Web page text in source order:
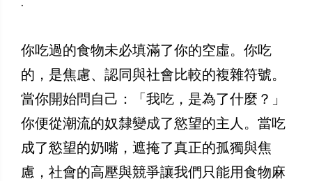
你吃過的食物未必填滿了你的空虛。你吃
的，是焦慮、認同與社會比較的複雜符號。
當你開始問自己：「我吃，是為了什麼？」
你便從潮流的奴隸變成了慾望的主人。當吃
成了慾望的奶嘴，遮掩了真正的孤獨與焦
慮，社會的高壓與競爭讓我們只能用食物麻